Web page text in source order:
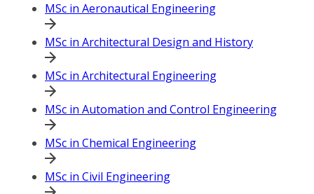
MSc in Aeronautical Engineering
MSc in Architectural Design and History
MSc in Architectural Engineering
MSc in Automation and Control Engineering
MSc in Chemical Engineering
MSc in Civil Engineering